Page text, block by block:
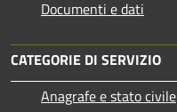
Documenti e dati
CATEGORIE DI SERVIZIO
Anagrafe e stato civile